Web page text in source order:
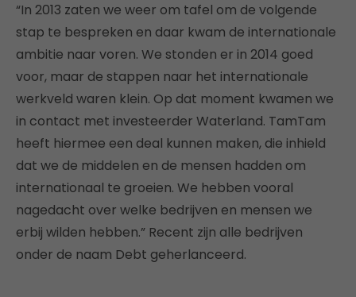
“In 2013 zaten we weer om tafel om de volgende
stap te bespreken en daar kwam de internationale
ambitie naar voren. We stonden er in 2014 goed
voor, maar de stappen naar het internationale
werkveld waren klein. Op dat moment kwamen we
in contact met investeerder Waterland. TamTam
heeft hiermee een deal kunnen maken, die inhield
dat we de middelen en de mensen hadden om
internationaal te groeien. We hebben vooral
nagedacht over welke bedrijven en mensen we
erbij wilden hebben.” Recent zijn alle bedrijven
onder de naam Debt geherlanceerd.